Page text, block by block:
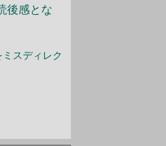
後感とな
スディレク